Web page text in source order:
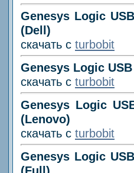
Genesys Logic
(Dell)
скачать с turbobit
Genesys Logic
скачать с turbobit
Genesys Logic
(Lenovo)
скачать с turbobit
Genesys Logic